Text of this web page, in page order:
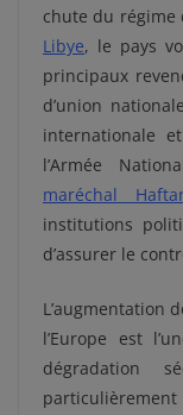
chute du régime
Libye, le pays
principaux
d’union
internationale
l’Armée
maréchal
institutions
d’assurer le
L’augmentation
l’Europe est
dégradation